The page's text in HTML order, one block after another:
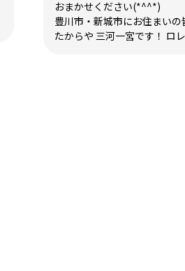
おまかせください(*^^*)
豊川市・新城市にお住まい
たからや 三河一宮です！ ロ